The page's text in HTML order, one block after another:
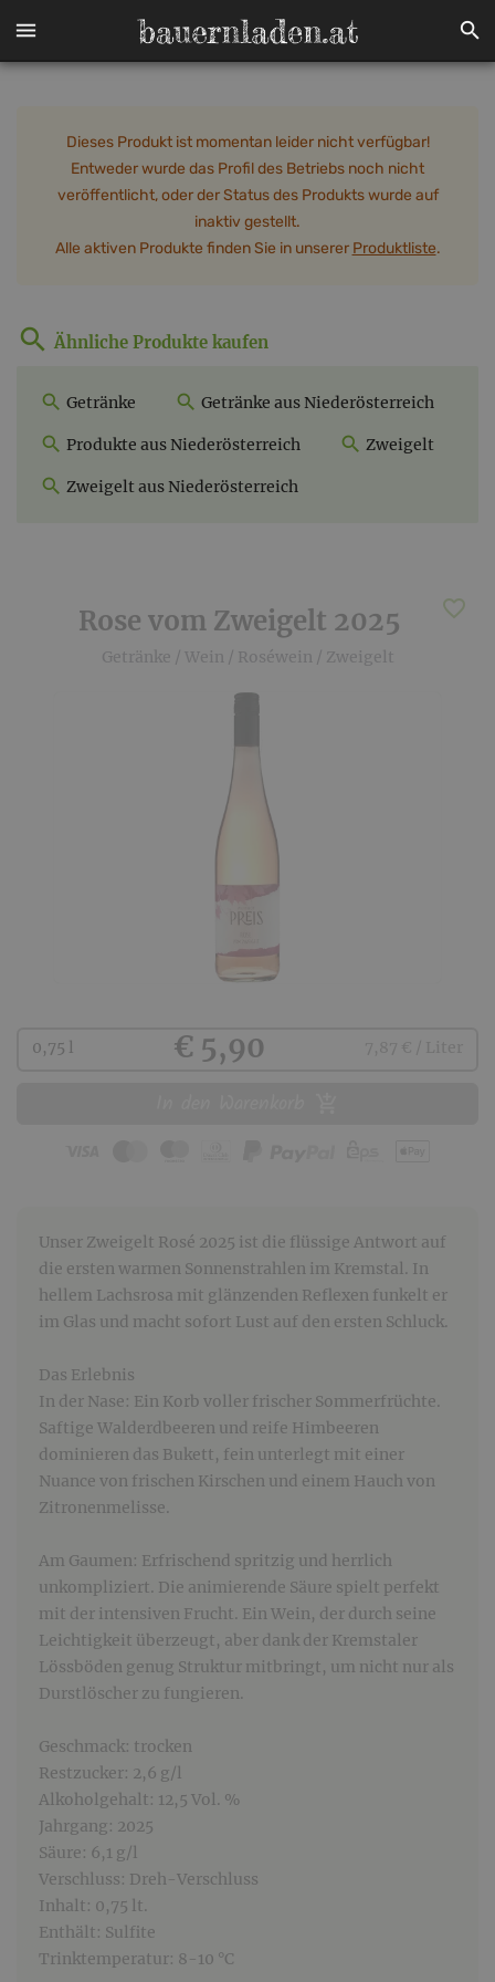
Dieses Produkt ist momentan leider nicht verfügbar!
Entweder wurde das Profil des Betriebs noch nicht
veröffentlicht, oder der Status des Produkts wurde auf
inaktiv gestellt.
Alle aktiven Produkte finden Sie in unserer Produktliste.
Ähnliche Produkte kaufen
Getränke Getränke aus Niederösterreich
Produkte aus Niederösterreich Zweigelt
Zweigelt aus Niederösterreich
Rose vom Zweigelt 2025
Getränke / Wein / Roséwein / Zweigelt
Kaufen
0,75 l € 5,90
Unser Zweigelt Rosé 2025 ist die flüssige Antwort auf
die ersten warmen Sonnenstrahlen im Kremstal. In
hellem Lachsrosa mit glänzenden Reflexen funkelt er
im Glas und macht sofort Lust auf den ersten Schluck.
Das Erlebnis
In der Nase: Ein Korb voller frischer Sommerfrüchte.
Saftige Walderdbeeren und reife Himbeeren
dominieren das Bukett, fein unterlegt mit einer
Nuance von frischen Kirschen und einem Hauch von
Zitronenmelisse.
Am Gaumen: Erfrischend spritzig und herrlich
unkompliziert. Die animierende Säure spielt perfekt
mit der intensiven Frucht. Ein Wein, der durch seine
Leichtigkeit überzeugt, aber dank der Kremstaler
Lössböden genug Struktur mitbringt, um nicht nur als
Durstlöscher zu fungieren.
Geschmack: trocken
Restzucker: 2,6 g/l
Alkoholgehalt: 12,5 Vol. %
Jahrgang: 2025
Säure: 6,1 g/l
Verschluss: Dreh-Verschluss
Inhalt: 0,75 lt.
Enthält: Sulfite
Trinktemperatur: 8-10 °C